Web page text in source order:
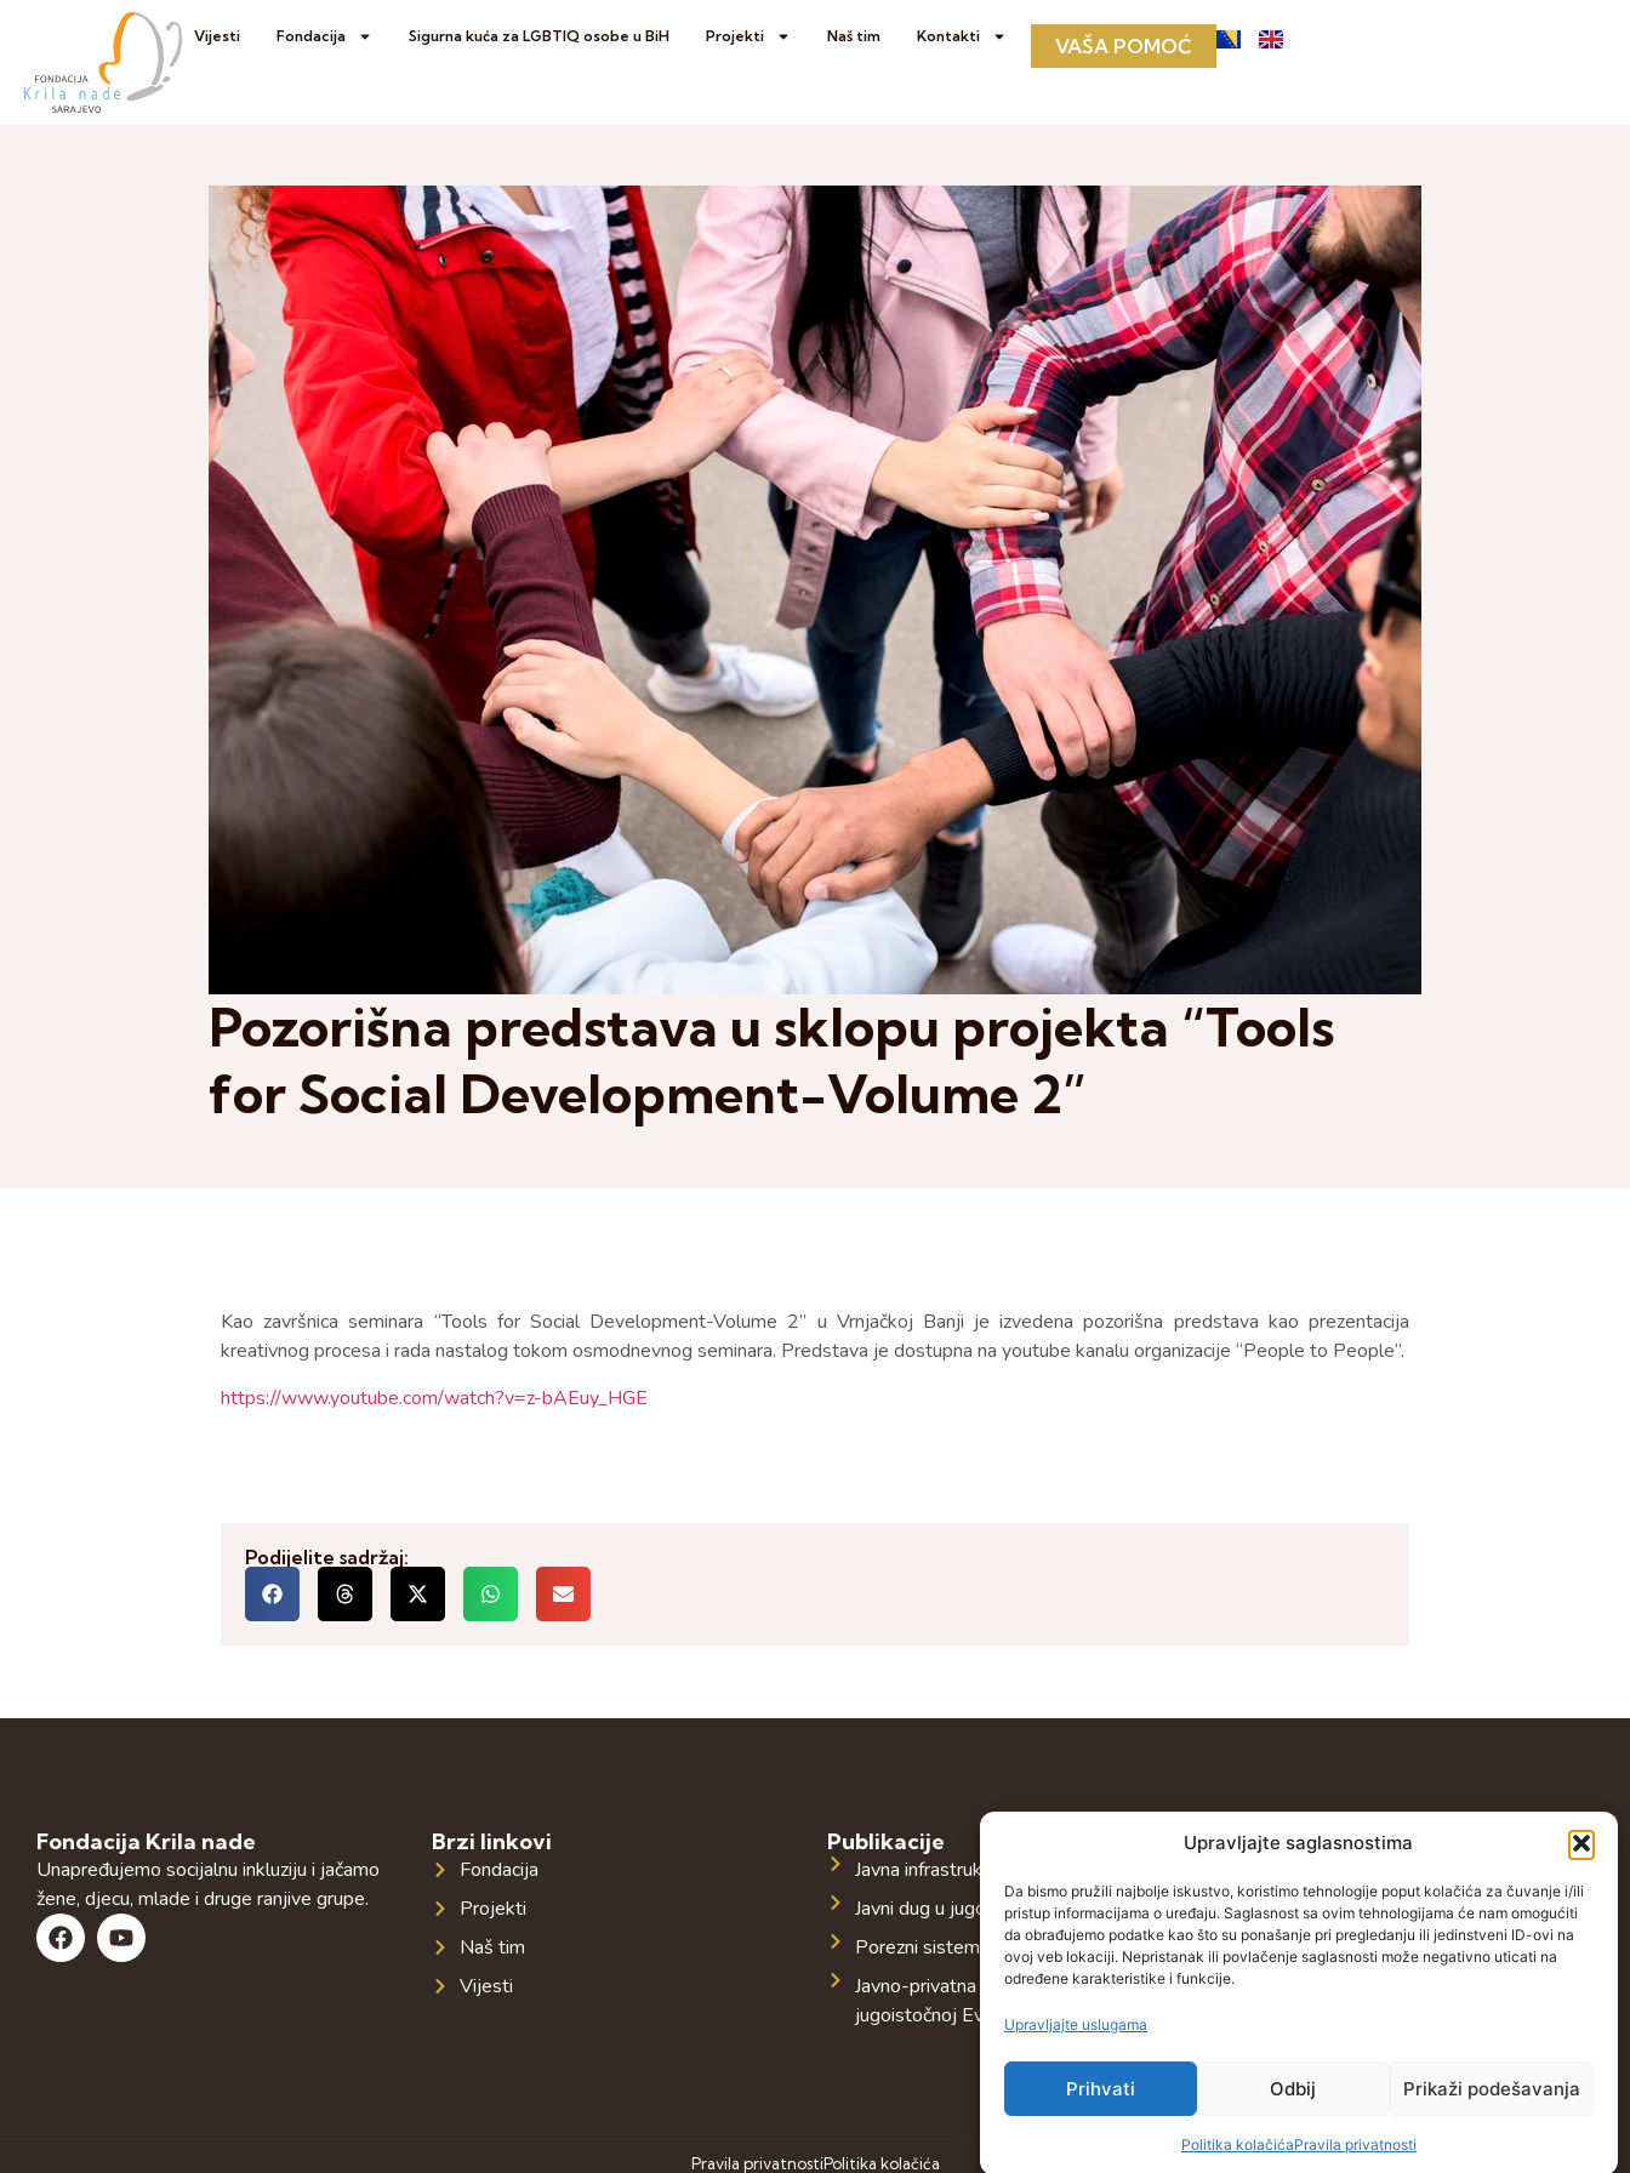
Upravljajte saglasnostima
Da bismo pružili najbolje iskustvo, koristimo tehnologije poput kolačića za čuvanje i/ili
pristup informacijama o uređaju. Saglasnost sa ovim tehnologijama će nam omogućiti
da obrađujemo podatke kao što su ponašanje pri pregledanju ili jedinstveni ID-ovi na
ovoj veb lokaciji. Nepristanak ili povlačenje saglasnosti može negativno uticati na
određene karakteristike i funkcije.
Upravljajte uslugama
Prihvati Odbij Prikaži podešavanja
Politika kolačićaPravila privatnosti
Vijesti Fondacija Sigurna kuća za LGBTIQ osobe u BiH Projekti Naš tim Kontakti VAŠA POMOĆ
Pozorišna predstava u sklopu projekta “Tools
for Social Development-Volume 2”
Kao završnica seminara “Tools for Social Development-Volume 2” u Vrnjačkoj Banji je izvedena pozorišna predstava kao prezentacija
kreativnog procesa i rada nastalog tokom osmodnevnog seminara. Predstava je dostupna na youtube kanalu organizacije “People to People”.
https://www.youtube.com/watch?v=z-bAEuy_HGE
Podijelite sadržaj:
Fondacija Krila nade
Unapređujemo socijalnu inkluziju i jačamo
žene, djecu, mlade i druge ranjive grupe.
Brzi linkovi
Fondacija
Projekti
Naš tim
Vijesti
Publikacije
Javna infrastruktura u jugoistočnoj Evropi
Javni dug u jugoistočnoj Evropi
Porezni sistem u jugoistočnoj Evropi
Javno-privatna partnerstva u
jugoistočnoj Evropi
Kontakt
+38762772591
info@wings-of-hope.ba
Pravila privatnostiPolitika kolačića